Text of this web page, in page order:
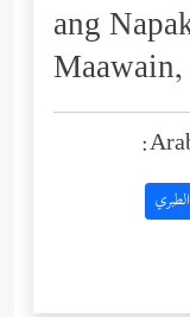
ang
Maawain,
الطبري